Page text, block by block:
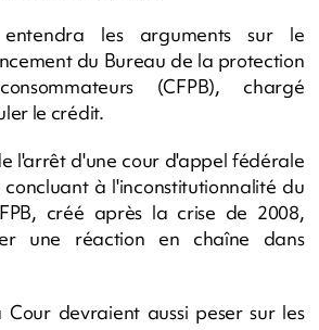
les arguments sur le
du Bureau de la protection
(CFPB), chargé
le crédit.
l'arrêt d'une cour d'appel fédérale
à l'inconstitutionnalité du
créé après la crise de 2008,
une réaction en chaîne dans
Cour devraient aussi peser sur les